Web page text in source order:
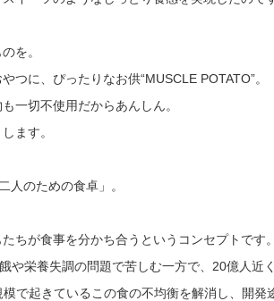
を。
つに、ぴったりなお供“MUSCLE POTATO”。
一切不使用だからあんしん。
ます。
人のための食卓」。
ちが食事を分かち合うというコンセプトです。
や栄養失調の問題で苦しむ一方で、20億人近
で起きているこの食の不均衡を解消し、開